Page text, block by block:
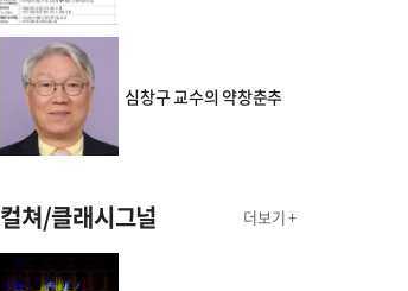
심창구 교수의 약창춘추
컬쳐/클래시그널 더보기 +